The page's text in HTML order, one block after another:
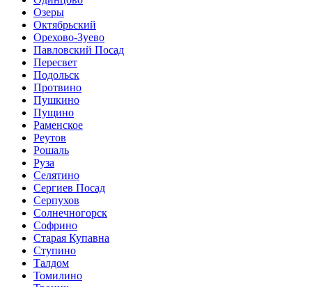
Озеры
Октябрьский
Орехово-Зуево
Павловский Посад
Пересвет
Подольск
Протвино
Пушкино
Пущино
Раменское
Реутов
Рошаль
Руза
Селятино
Сергиев Посад
Серпухов
Солнечногорск
Софрино
Старая Купавна
Ступино
Талдом
Томилино